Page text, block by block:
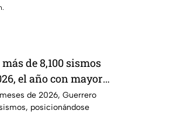
de 8,100 sismos
el año con mayor
cinco años
de 2026, Guerrero
posicionándose